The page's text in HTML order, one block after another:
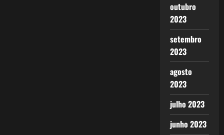
outubro
2023
setembro
2023
agosto
2023
julho 2023
junho 2023